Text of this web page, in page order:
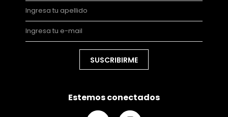
SUSCRIBIRME
Estemos conectados